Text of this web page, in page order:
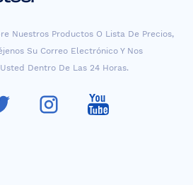
Nuestros Productos O Lista De Precios,
Su Correo Electrónico Y Nos
Dentro De Las 24 Horas.